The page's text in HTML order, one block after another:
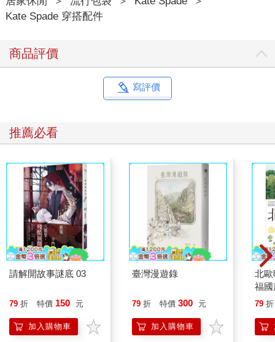
Kate Spade 穿搭配件
商品評價
寫評價
推薦必看
請解開故事謎底 03
79 折 特價 150 元
加入購物車
臺灣漫遊錄
79 折 特價 300 元
加入購物車
北
福
79 折